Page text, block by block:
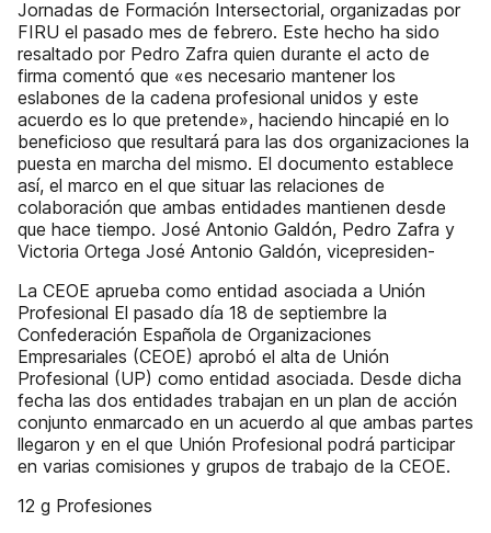
Jornadas de Formación Intersectorial, organizadas por
FIRU el pasado mes de febrero. Este hecho ha sido
resaltado por Pedro Zafra quien durante el acto de
firma comentó que «es necesario mantener los
eslabones de la cadena profesional unidos y este
acuerdo es lo que pretende», haciendo hincapié en lo
beneficioso que resultará para las dos organizaciones la
puesta en marcha del mismo. El documento establece
así, el marco en el que situar las relaciones de
colaboración que ambas entidades mantienen desde
que hace tiempo. José Antonio Galdón, Pedro Zafra y
Victoria Ortega José Antonio Galdón, vicepresiden-
La CEOE aprueba como entidad asociada a Unión
Profesional El pasado día 18 de septiembre la
Confederación Española de Organizaciones
Empresariales (CEOE) aprobó el alta de Unión
Profesional (UP) como entidad asociada. Desde dicha
fecha las dos entidades trabajan en un plan de acción
conjunto enmarcado en un acuerdo al que ambas partes
llegaron y en el que Unión Profesional podrá participar
en varias comisiones y grupos de trabajo de la CEOE.
12 g Profesiones